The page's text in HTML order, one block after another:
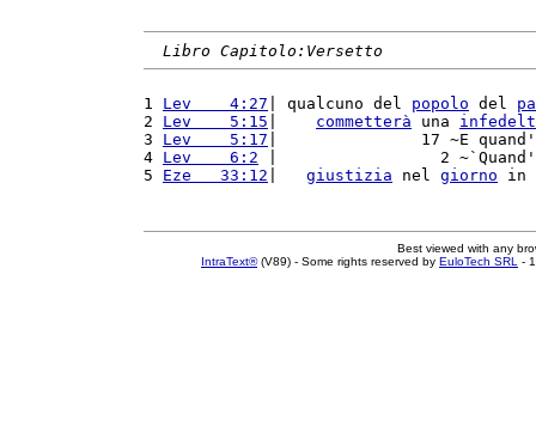
Libro Capitolo:Versetto
1 Lev    4:27 | qualcuno del popolo del
2 Lev    5:15 commetterà una
3 Lev    5:17 |               17 ~E
4 Lev    6:2 |                 2
5 Eze   33:12 giustizia nel giorno in
Best viewed with any
IntraText®(V89) - Some rights reserved by EuloTech SRL -